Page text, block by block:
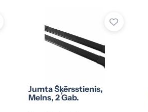
Jumta Šķērsstienis,
Melns, 2 Gab.